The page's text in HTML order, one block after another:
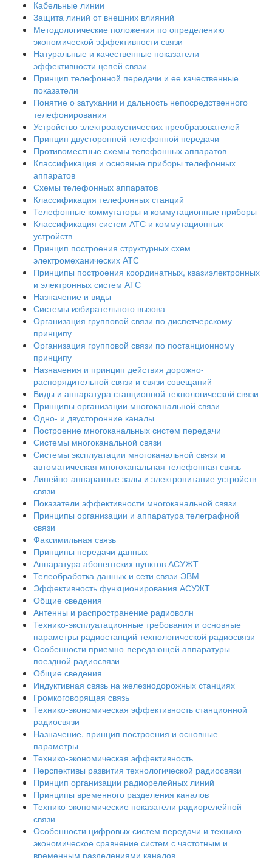
Кабельные линии
Защита линий от внешних влияний
Методологические положения по определению
экономической эффективности связи
Натуральные и качественные показатели
эффективности цепей связи
Принцип телефонной передачи и ее качественные
показатели
Понятие о затухании и дальность непосредственного
телефонирования
Устройство электроакустических преобразователей
Принцип двусторонней телефонной передачи
Противоместные схемы телефонных аппаратов
Классификация и основные приборы телефонных
аппаратов
Схемы телефонных аппаратов
Классификация телефонных станций
Телефонные коммутаторы и коммутационные приборы
Классификация систем АТС и коммутационных
устройств
Принцип построения структурных схем
электромеханических АТС
Принципы построения координатных, квазиэлектронных
и электронных систем АТС
Назначение и виды
Системы избирательного вызова
Организация групповой связи по диспетчерскому
принципу
Организация групповой связи по постанционному
принципу
Назначения и принцип действия дорожно-
распорядительной связи и связи совещаний
Виды и аппаратура станционной технологической связи
Принципы организации многоканальной связи
Одно- и двусторонние каналы
Построение многоканальных систем передачи
Системы многоканальной связи
Системы эксплуатации многоканальной связи и
автоматическая многоканальная телефонная связь
Линейно-аппаратные залы и электропитание устройств
связи
Показатели эффективности многоканальной связи
Принципы организации и аппаратура телеграфной
связи
Факсимильная связь
Принципы передачи данных
Аппаратура абонентских пунктов АСУЖТ
Телеобработка данных и сети связи ЭВМ
Эффективность функционирования АСУЖТ
Общие сведения
Антенны и распространение радиоволн
Технико-эксплуатационные требования и основные
параметры радиостанций технологической радиосвязи
Особенности приемно-передающей аппаратуры
поездной радиосвязи
Общие сведения
Индуктивная связь на железнодорожных станциях
Громкоговорящая связь
Технико-экономическая эффективность станционной
радиосвязи
Назначение, принцип построения и основные
параметры
Технико-экономическая эффективность
Перспективы развития технологической радиосвязи
Принцип организации радиорелейных линий
Принципы временного разделения каналов
Технико-экономические показатели радиорелейной
связи
Особенности цифровых систем передачи и технико-
экономическое сравнение систем с частотным и
временным разделениями каналов